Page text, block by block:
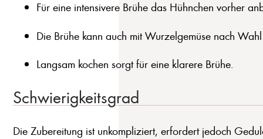
Für eine intensivere Brühe das Hühnchen vorher
Die Brühe kann auch mit Wurzelgemüse nach
Langsam kochen sorgt für eine klarere Brühe.
Schwierigkeitsgrad
Die Zubereitung ist unkompliziert, erfordert jedoch